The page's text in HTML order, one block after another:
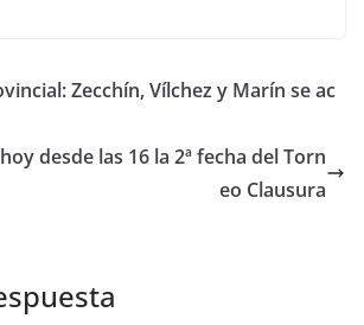
Zecchín, Vílchez y Marín se ac
desde las 16 la 2ª fecha del Torn
eo Clausura